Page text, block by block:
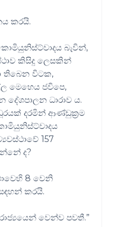
කරයි.
බැවින්,
කිසිදු ලෙසකින්
තිබෙන විටක,
මෙහෙය ජවිපෙ,
දේශපාලන ධාරාව ය.
දරමින් ආණ්ඩුක්‍රම
157
ද?
8 වෙනි
කරයි.
වෙන්ව පවතී.”